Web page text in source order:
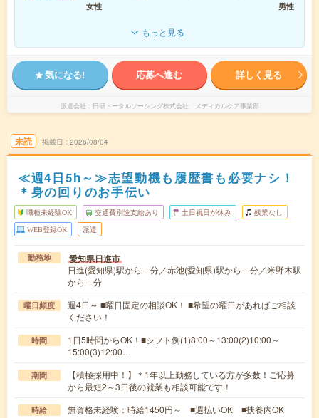
女性
男性
もっと見る
気になる! 応募へ進む 詳しく見る
派遣会社 日研トータルソーシング株式会社 メディカルケア事業部
未読 掲載日 2026/08/04
≪週4日5h～≫志望動機も履歴書も必要ナシ！
＊身の回りのお手伝い
職種未経験OK 交通費別途支給あり 土日祝日が休み 残業なし
WEB登録OK 派遣
勤務地 愛知県日進市
日進(愛知県)駅から---分／赤池(愛知県)駅から---分／米野木駅
から---分
曜日頻度
週4日～ ■曜日固定の相談OK！ ■希望の曜日があればご相談
ください！
時間
1日5時間からOK！■シフト例(1)8:00～13:00(2)10:00～
15:00(3)12:00…
期間
【積極採用中！】＊1年以上勤務している方が多数！ご応募
から最短2～3日後の就業も相談可能です！
時給 無資格未経験：時給1450円～ ■週払いOK ■扶養内OK